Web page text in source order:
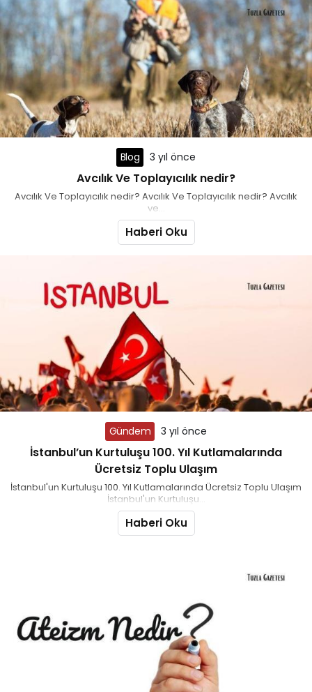
Blog 3 yıl önce
Avcılık Ve Toplayıcılık nedir?
Avcılık Ve Toplayıcılık nedir? Avcılık Ve Toplayıcılık nedir? Avcılık
ve...
Haberi Oku
Gündem 3 yıl önce
İstanbul’un Kurtuluşu 100. Yıl Kutlamalarında
Ücretsiz Toplu Ulaşım
İstanbul'un Kurtuluşu 100. Yıl Kutlamalarında Ücretsiz Toplu Ulaşım
İstanbul'un Kurtuluşu...
Haberi Oku